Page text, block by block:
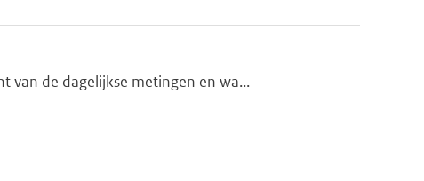
van de dagelijkse metingen en wa...